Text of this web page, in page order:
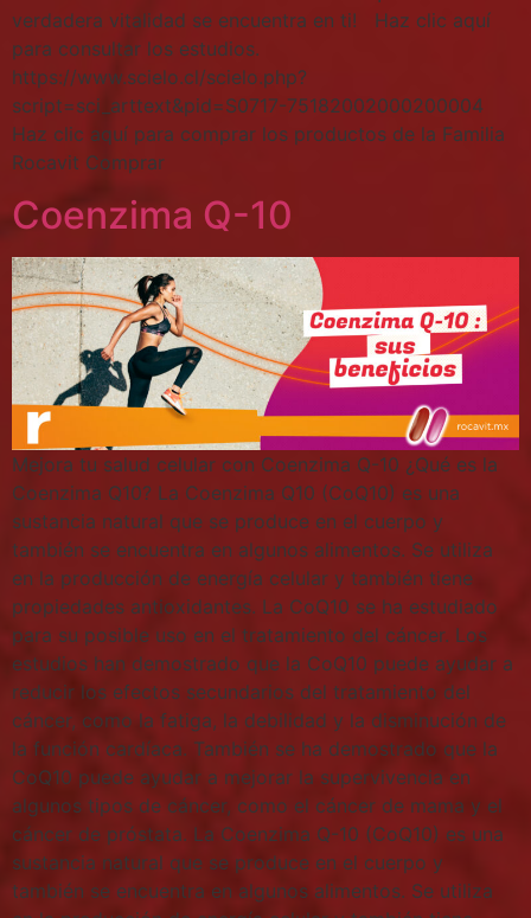
verdadera vitalidad se encuentra en ti! Haz clic aquí
para consultar los estudios.
https://www.scielo.cl/scielo.php?
script=sci_arttext&pid=S0717-75182002000200004
Haz clic aquí para comprar los productos de la Familia
Rocavit Comprar
Coenzima Q-10
Mejora tu salud celular con Coenzima Q-10 ¿Qué es la
Coenzima Q10? La Coenzima Q10 (CoQ10) es una
sustancia natural que se produce en el cuerpo y
también se encuentra en algunos alimentos. Se utiliza
en la producción de energía celular y también tiene
propiedades antioxidantes. La CoQ10 se ha estudiado
para su posible uso en el tratamiento del cáncer. Los
estudios han demostrado que la CoQ10 puede ayudar a
reducir los efectos secundarios del tratamiento del
cáncer, como la fatiga, la debilidad y la disminución de
la función cardíaca. También se ha demostrado que la
CoQ10 puede ayudar a mejorar la supervivencia en
algunos tipos de cáncer, como el cáncer de mama y el
cáncer de próstata. La Coenzima Q-10 (CoQ10) es una
sustancia natural que se produce en el cuerpo y
también se encuentra en algunos alimentos. Se utiliza